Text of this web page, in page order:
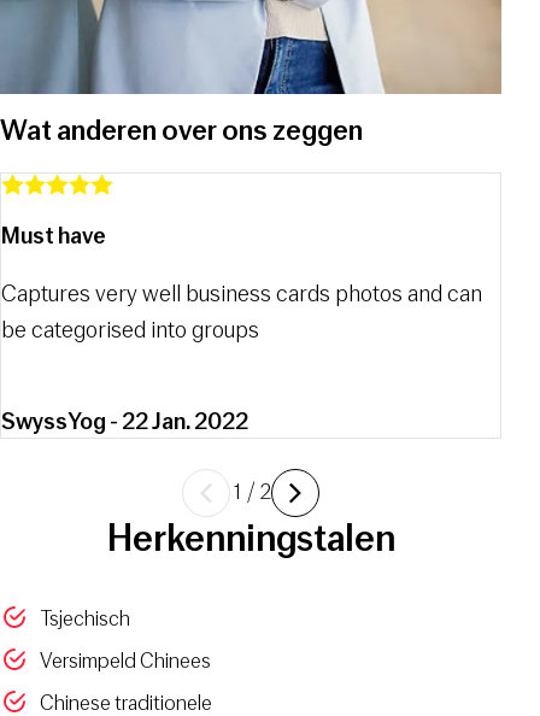
Wat anderen over ons zeggen
Must have
Captures very well business cards photos and can
be categorised into groups
SwyssYog - 22 Jan. 2022
Previous
1 / 2 Next
Herkenningstalen
Tsjechisch
Versimpeld Chinees
Chinese traditionele